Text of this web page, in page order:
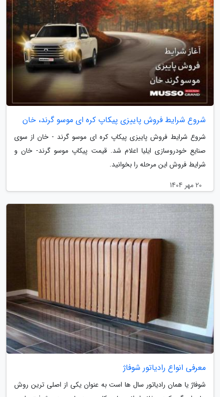
شروع شرایط فروش پاییزی پیکاپ کره ای موسو گرند، خان
شروع شرایط فروش پاییزی پیکاپ کره ای موسو گرند - خان از سوی
صنایع خودروسازی ایلیا اعلام شد. قیمت پیکاپ موسو گرند- خان و
شرایط فروش این مرحله را بخوانید.
20 مهر 1404
معرفی انواع رادیاتور شوفاژ
شوفاژ یا همان رادیاتور سال ها است به عنوان یکی از اصلی ترین روش